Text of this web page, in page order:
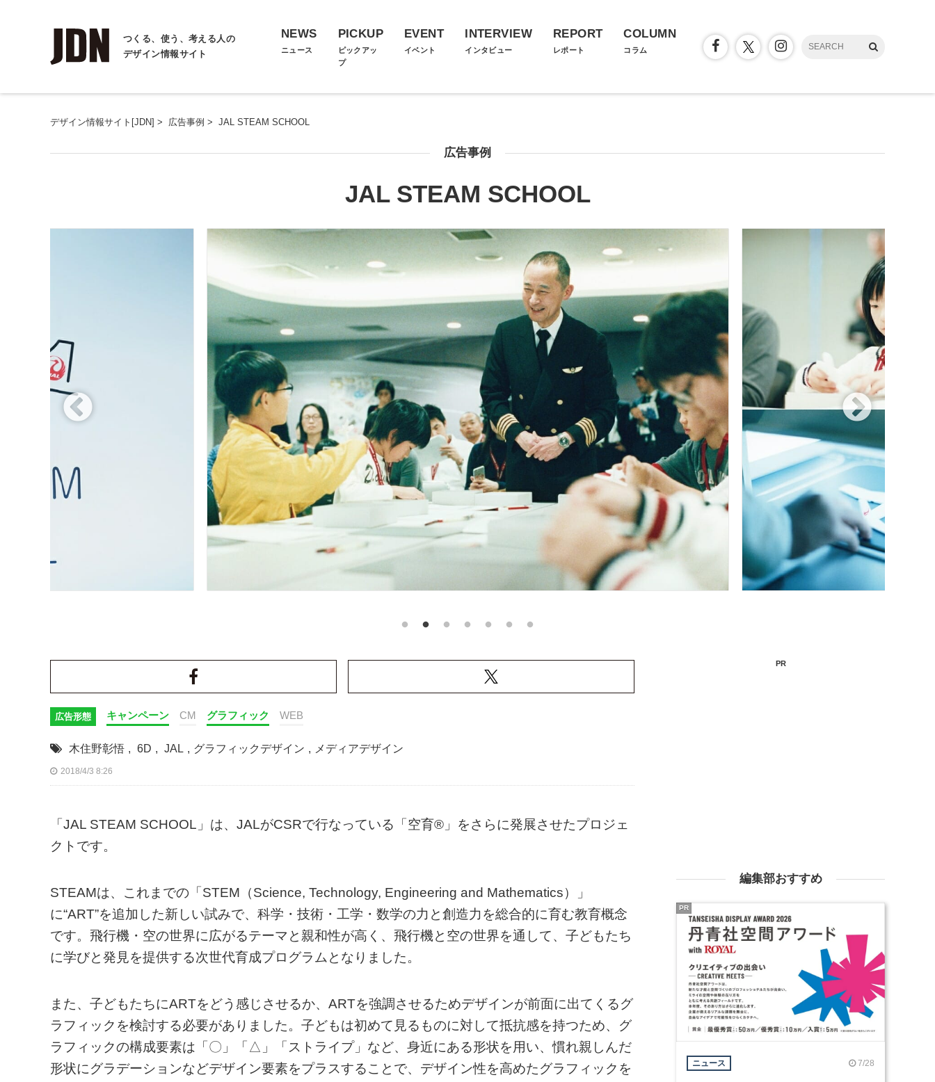
つくる、使う、考える人の
デザイン情報サイト
NEWS
ニュース
PICKUP
ピックアッ
プ
EVENT
イベント
INTERVIEW
インタビュー
REPORT
レポート
COLUMN
コラム
デザイン情報サイト[JDN] > 広告事例 > JAL STEAM SCHOOL
広告事例
JAL STEAM SCHOOL
広告形態 キャンペーン CM グラフィック WEB
木住野彰悟 , 6D , JAL , グラフィックデザイン , メディアデザイン
2018/4/3 8:26
「JAL STEAM SCHOOL」は、JALがCSRで行なっている「空育®︎」をさらに発展させたプロジェ
クトです。
STEAMは、これまでの「STEM（Science, Technology, Engineering and Mathematics）」
に“ART”を追加した新しい試みで、科学・技術・工学・数学の力と創造力を総合的に育む教育概念
です。飛行機・空の世界に広がるテーマと親和性が高く、飛行機と空の世界を通して、子どもたち
に学びと発見を提供する次世代育成プログラムとなりました。
また、子どもたちにARTをどう感じさせるか、ARTを強調させるためデザインが前面に出てくるグ
ラフィックを検討する必要がありました。子どもは初めて見るものに対して抵抗感を持つため、グ
ラフィックの構成要素は「〇」「△」「ストライプ」など、身近にある形状を用い、慣れ親しんだ
形状にグラデーションなどデザイン要素をプラスすることで、デザイン性を高めたグラフィックを
PR
編集部おすすめ
ニュース 7/28
PR